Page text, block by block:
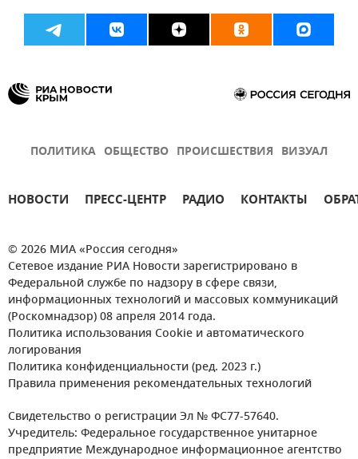
ПОЛИТИКА ОБЩЕСТВО ПРОИСШЕСТВИЯ ВИЗУАЛ
НОВОСТИ ПРЕСС-ЦЕНТР РАДИО КОНТАКТЫ
© 2026 МИА «Россия сегодня»
Сетевое издание РИА Новости зарегистрировано в
Федеральной службе по надзору в сфере связи,
информационных технологий и массовых коммуникаций
(Роскомнадзор) 08 апреля 2014 года.
Политика использования Cookie и автоматического
логирования
Политика конфиденциальности (ред. 2023 г.)
Правила применения рекомендательных технологий
Свидетельство о регистрации Эл № ФС77-57640.
Учредитель: Федеральное государственное унитарное
предприятие Международное информационное агентство